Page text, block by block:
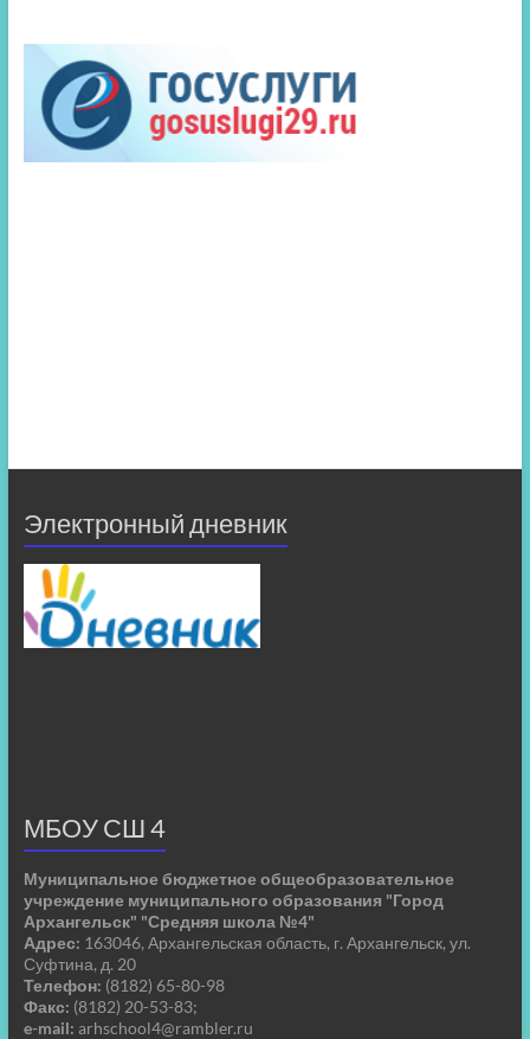
Электронный дневник
МБОУ СШ 4
Муниципальное бюджетное общеобразовательное
учреждение муниципального образования "Город
Архангельск" "Средняя школа №4"
Адрес: 163046, Архангельская область, г. Архангельск, ул.
Суфтина, д. 20
Телефон: (8182) 65-80-98
Факс: (8182) 20-53-83;
e-mail: arhschool4@rambler.ru